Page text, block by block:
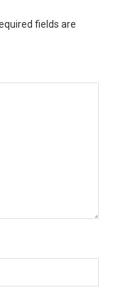
fields are